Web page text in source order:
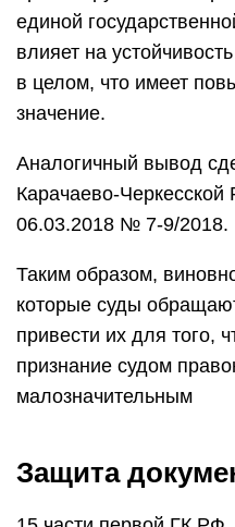
единой
влияет на
в целом, что имеет
значение.
Аналогичный вывод
Карачаево-
06.03.2018 № 7-9/2018.
Таким образом,
которые суды
привести их для того,
признание судом
малозначительным
Защита